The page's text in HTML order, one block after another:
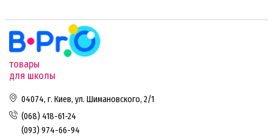
товары
для школы
04074, г. Киев, ул. Шимановского, 2/1
(068) 418-61-24
(093) 974-66-94